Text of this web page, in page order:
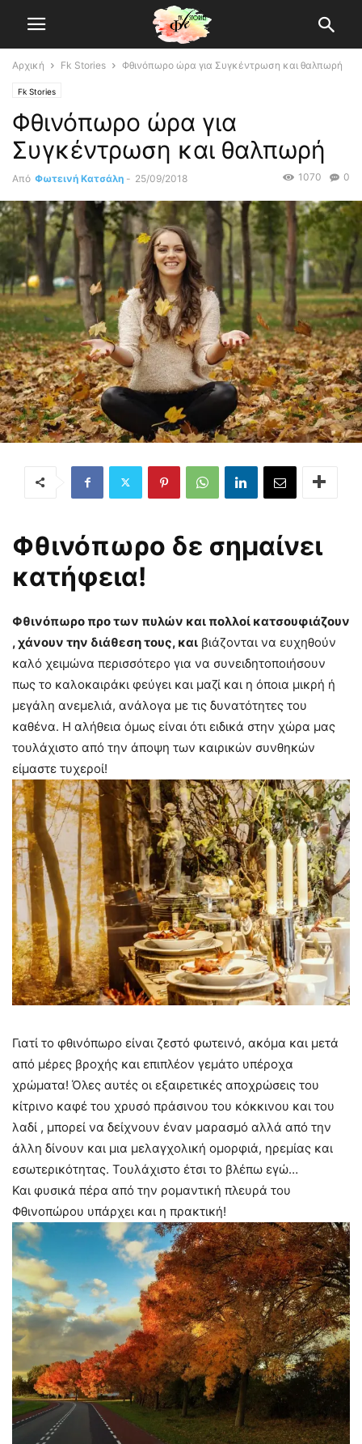
Αρχική Fk Stories Φθινόπωρο ώρα για Συγκέντρωση και θαλπωρή
Fk Stories
Φθινόπωρο ώρα για
Συγκέντρωση και θαλπωρή
Από Φωτεινή Κατσάλη - 25/09/2018 0
1070
Φθινόπωρο δε σημαίνει
κατήφεια!
Φθινόπωρο προ των πυλών και πολλοί κατσουφιάζουν
, χάνουν την διάθεση τους, και βιάζονται να ευχηθούν
καλό χειμώνα περισσότερο για να συνειδητοποιήσουν
πως το καλοκαιράκι φεύγει και μαζί και η όποια μικρή ή
μεγάλη ανεμελιά, ανάλογα με τις δυνατότητες του
καθένα. Η αλήθεια όμως είναι ότι ειδικά στην χώρα μας
τουλάχιστο από την άποψη των καιρικών συνθηκών
είμαστε τυχεροί!
Γιατί το φθινόπωρο είναι ζεστό φωτεινό, ακόμα και μετά
από μέρες βροχής και επιπλέον γεμάτο υπέροχα
χρώματα! Όλες αυτές οι εξαιρετικές αποχρώσεις του
κίτρινο καφέ του χρυσό πράσινου του κόκκινου και του
λαδί , μπορεί να δείχνουν έναν μαρασμό αλλά από την
άλλη δίνουν και μια μελαγχολική ομορφιά, ηρεμίας και
εσωτερικότητας. Τουλάχιστο έτσι το βλέπω εγώ…
Και φυσικά πέρα από την ρομαντική πλευρά του
Φθινοπώρου υπάρχει και η πρακτική!